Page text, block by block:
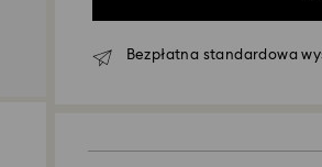
Bezpłatna standardowa